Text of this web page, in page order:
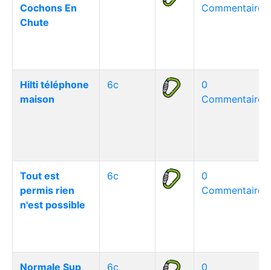
Cochons En
Chute
Hilti téléphone
maison
6c
0
Tout est
permis rien
n'est possible
6c
0
Normale Sup 6c
0